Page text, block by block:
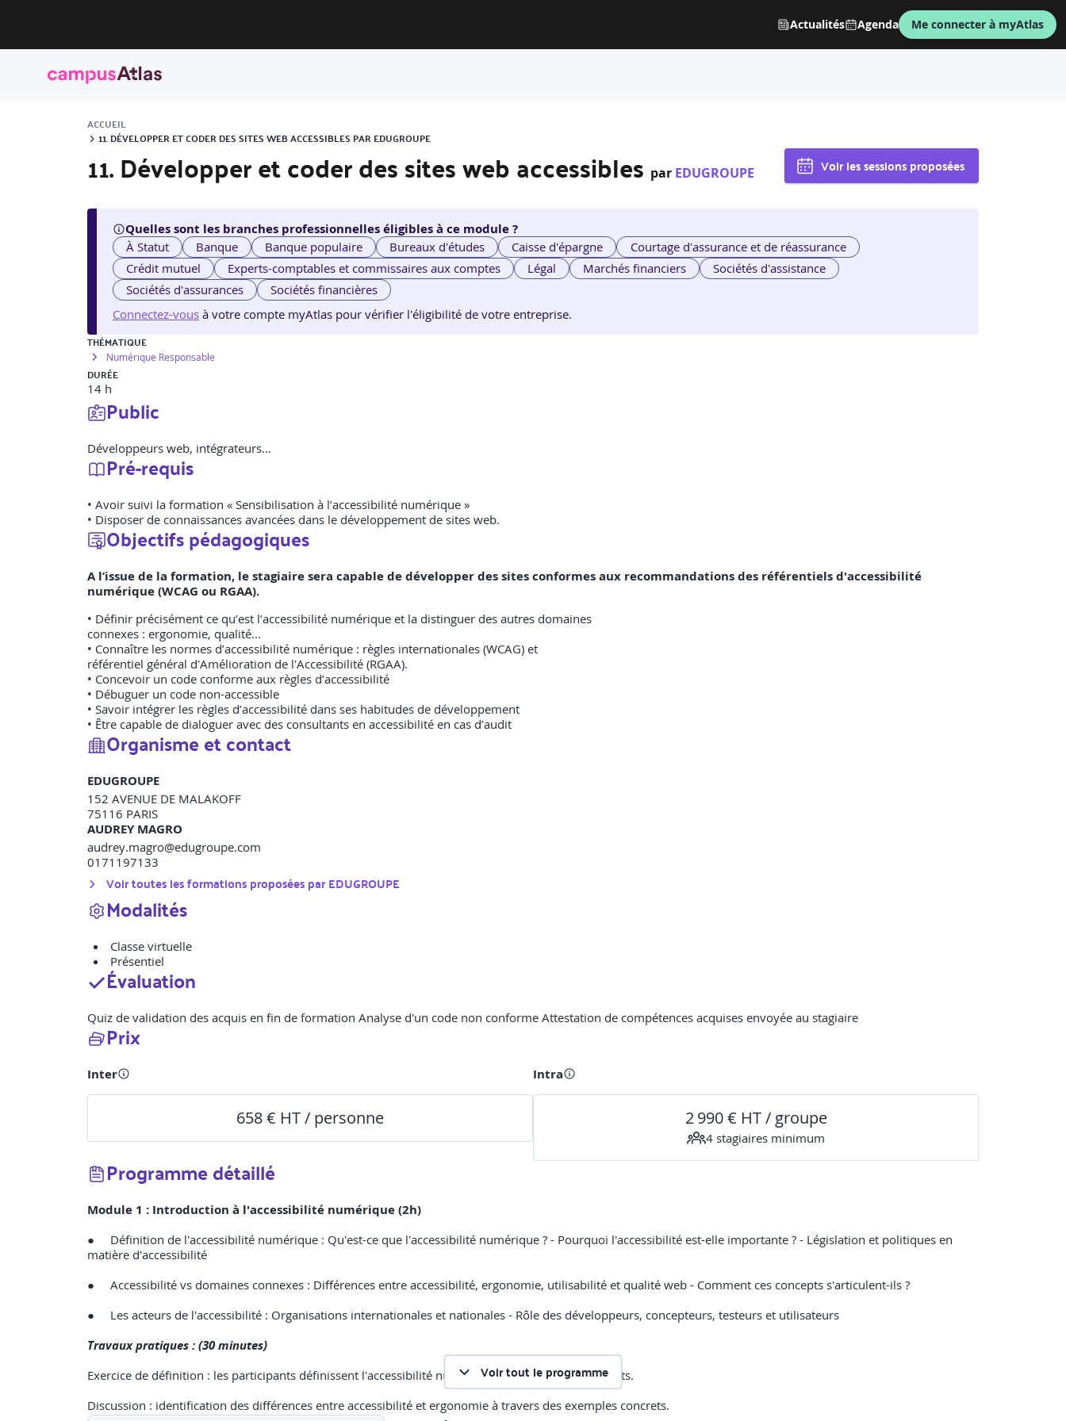
Actualités Agenda Me connecter à myAtlas
ACCUEIL
11. DÉVELOPPER ET CODER DES SITES WEB ACCESSIBLES PAR EDUGROUPE
11. Développer et coder des sites web accessibles par EDUGROUPE Voir les sessions proposées
Quelles sont les branches professionnelles éligibles à ce module ?
À Statut Banque Banque populaire Bureaux d'études Caisse d'épargne
Courtage d'assurance et de réassurance
Crédit mutuel
Experts-comptables et commissaires aux comptes Légal Marchés financiers
Sociétés d'assistance
Sociétés d'assurances
Sociétés financières
Connectez-vous à votre compte myAtlas pour vérifier l'éligibilité de votre entreprise.
THÉMATIQUE
Numérique Responsable
DURÉE
14 h
Public
Développeurs web, intégrateurs…
Pré-requis
• Avoir suivi la formation « Sensibilisation à l’accessibilité numérique »
• Disposer de connaissances avancées dans le développement de sites web.
Objectifs pédagogiques
A l’issue de la formation, le stagiaire sera capable de développer des sites conformes aux recommandations des référentiels d'accessibilité
numérique (WCAG ou RGAA).
• Définir précisément ce qu’est l’accessibilité numérique et la distinguer des autres domaines
connexes : ergonomie, qualité...
• Connaître les normes d’accessibilité numérique : règles internationales (WCAG) et
référentiel général d'Amélioration de l'Accessibilité (RGAA).
• Concevoir un code conforme aux règles d’accessibilité
• Débuguer un code non-accessible
• Savoir intégrer les règles d’accessibilité dans ses habitudes de développement
• Être capable de dialoguer avec des consultants en accessibilité en cas d’audit
Organisme et contact
EDUGROUPE
152 AVENUE DE MALAKOFF
75116 PARIS
AUDREY MAGRO
audrey.magro@edugroupe.com
0171197133
Voir toutes les formations proposées parEDUGROUPE
Modalités
Classe virtuelle
Présentiel
Évaluation
Quiz de validation des acquis en fin de formation Analyse d'un code non conforme Attestation de compétences acquises envoyée au stagiaire
Prix
Inter
658 € HT / personne
Intra
2 990 € HT / groupe
4 stagiaires minimum
Programme détaillé
Module 1 : Introduction à l'accessibilité numérique (2h)
●
Définition de l'accessibilité numérique : Qu'est-ce que l'accessibilité numérique ? - Pourquoi l'accessibilité est-elle importante ? - Législation et politiques en
matière d'accessibilité
●
Accessibilité vs domaines connexes : Différences entre accessibilité, ergonomie, utilisabilité et qualité web - Comment ces concepts s'articulent-ils ?
●
Les acteurs de l'accessibilité : Organisations internationales et nationales - Rôle des développeurs, concepteurs, testeurs et utilisateurs
Travaux pratiques : (30 minutes)
Exercice de définition : les participants définissent l'accessibilité numérique avec leurs propres mots.
Discussion : identification des différences entre accessibilité et ergonomie à travers des exemples concrets.
Voir tout le programme